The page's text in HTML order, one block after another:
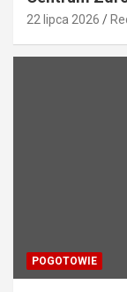
22 lipca 2026
POGOTOWIE